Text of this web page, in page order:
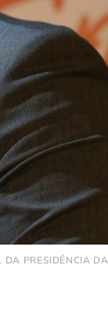
DA PRESIDÊNCIA DA